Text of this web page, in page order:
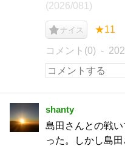
(2026/081)
ナイス ★11
コメント(0)
shanty
島田さんとの戦
った。しかし島